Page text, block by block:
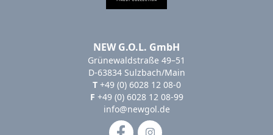
NEW G.O.L. GmbH
Grünewaldstraße 49–51
D-63834 Sulzbach/Main
T +49 (0) 6028 12 08-0
F +49 (0) 6028 12 08-99
info@newgol.de